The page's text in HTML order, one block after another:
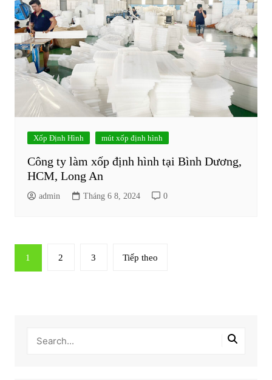
Xốp Định Hình mút xốp định hình
Công ty làm xốp định hình tại Bình Dương,
HCM, Long An
admin Tháng 6 8, 2024 0
Phân
trang
1 2 3 Tiếp theo